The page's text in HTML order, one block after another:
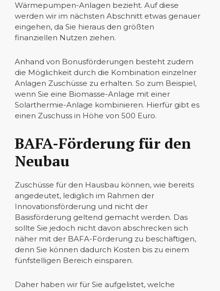
Wärmepumpen-Anlagen bezieht. Auf diese
werden wir im nächsten Abschnitt etwas genauer
eingehen, da Sie hieraus den größten
finanziellen Nutzen ziehen.
Anhand von Bonusförderungen besteht zudem
die Möglichkeit durch die Kombination einzelner
Anlagen Zuschüsse zu erhalten. So zum Beispiel,
wenn Sie eine Biomasse-Anlage mit einer
Solarthermie-Anlage kombinieren. Hierfür gibt es
einen Zuschuss in Höhe von 500 Euro.
BAFA-Förderung für den
Neubau
Zuschüsse für den Hausbau können, wie bereits
angedeutet, lediglich im Rahmen der
Innovationsförderung und nicht der
Basisförderung geltend gemacht werden. Das
sollte Sie jedoch nicht davon abschrecken sich
näher mit der BAFA-Förderung zu beschäftigen,
denn Sie können dadurch Kosten bis zu einem
fünfstelligen Bereich einsparen.
Daher haben wir für Sie aufgelistet, welche